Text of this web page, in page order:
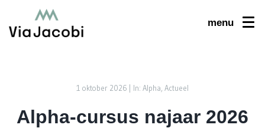
menu
1 oktober 2026 | In: Alpha, Actueel
Alpha-cursus najaar 2026